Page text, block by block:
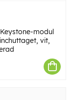
modul
vit,